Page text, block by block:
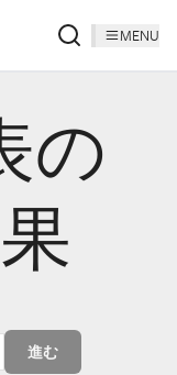
MENU
の
進む